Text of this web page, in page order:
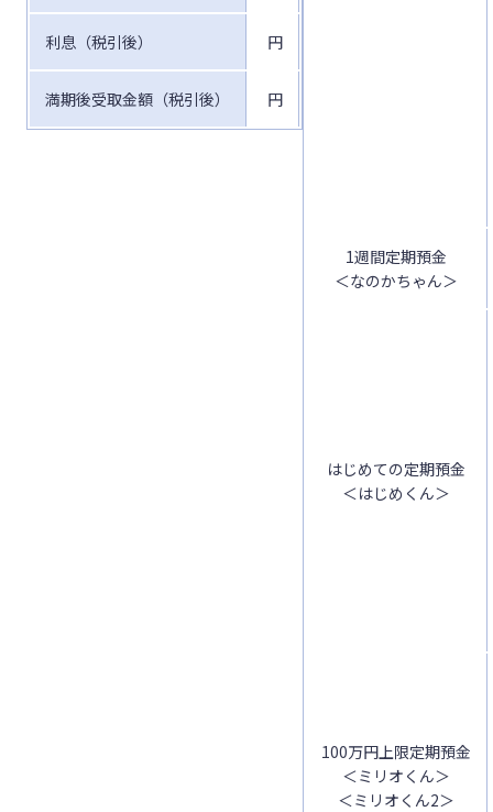
利息（税引後） 円
満期後受取金額（税引後） 円
1週間定期預金
＜なのかちゃん＞
はじめての定期預金
＜はじめくん＞
100万円上限定期預金
＜ミリオくん＞
＜ミリオくん2＞